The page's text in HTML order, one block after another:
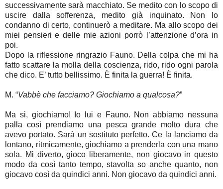
successivamente sarà macchiato. Se medito con lo scopo di
uscire dalla sofferenza, medito già inquinato. Non lo
condanno di certo, continuerò a meditare. Ma allo scopo dei
miei pensieri e delle mie azioni porrò l’attenzione d’ora in
poi.
Dopo la riflessione ringrazio Fauno. Della colpa che mi ha
fatto scattare la molla della coscienza, rido, rido ogni parola
che dico. E’ tutto bellissimo. È finita la guerra! È finita.
M. “Vabbè che facciamo? Giochiamo a qualcosa?”
Ma si, giochiamo! Io lui e Fauno. Non abbiamo nessuna
palla così prendiamo una pesca grande molto dura che
avevo portato. Sarà un sostituto perfetto. Ce la lanciamo da
lontano, ritmicamente, giochiamo a prenderla con una mano
sola. Mi diverto, gioco liberamente, non giocavo in questo
modo da così tanto tempo, stavolta so anche quanto, non
giocavo così da quindici anni. Non giocavo da quindici anni.